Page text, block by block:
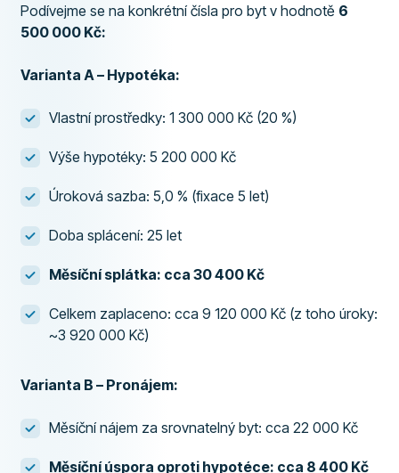
Podívejme se na konkrétní čísla pro byt v hodnotě 6
500 000 Kč:
Varianta A – Hypotéka:
Vlastní prostředky: 1 300 000 Kč (20 %)
Výše hypotéky: 5 200 000 Kč
Úroková sazba: 5,0 % (fixace 5 let)
Doba splácení: 25 let
Měsíční splátka: cca 30 400 Kč
Celkem zaplaceno: cca 9 120 000 Kč (z toho úroky:
~3 920 000 Kč)
Varianta B – Pronájem:
Měsíční nájem za srovnatelný byt: cca 22 000 Kč
Měsíční úspora oproti hypotéce: cca 8 400 Kč